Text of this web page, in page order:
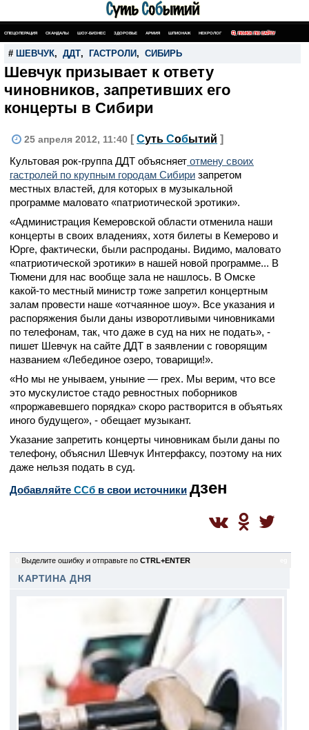
СПЕЦОПЕРАЦИЯ СКАНДАЛЫ ШОУ-БИЗНЕС ЗДОРОВЬЕ АРМИЯ ШПИОНАЖ НЕКРОЛОГ ПОИСК ПО САЙТУ
# ШЕВЧУК, ДДТ, ГАСТРОЛИ , СИБИРЬ
Шевчук призывает к ответу
чиновников, запретивших его
концерты в Сибири
25 апреля 2012, 11:40 [ Суть Событий ]
Культовая рок-группа ДДТ объясняет отмену своих
гастролей по крупным городам Сибири запретом
местных властей, для которых в музыкальной
программе маловато «патриотической эротики».
«Администрация Кемеровской области отменила наши
концерты в своих владениях, хотя билеты в Кемерово и
Юрге, фактически, были распроданы. Видимо, маловато
«патриотической эротики» в нашей новой программе... В
Тюмени для нас вообще зала не нашлось. В Омске
какой-то местный министр тоже запретил концертным
залам провести наше «отчаянное шоу». Все указания и
распоряжения были даны изворотливыми чиновниками
по телефонам, так, что даже в суд на них не подать», -
пишет Шевчук на сайте ДДТ в заявлении с говорящим
названием «Лебединое озеро, товарищи!».
«Но мы не унываем, уныние — грех. Мы верим, что все
это мускулистое стадо ревностных поборников
«проржавевшего порядка» скоро растворится в объятьях
иного будущего», - обещает музыкант.
Указание запретить концерты чиновникам были даны по
телефону, объяснил Шевчук Интерфаксу, поэтому на них
даже нельзя подать в суд.
Добавляйте CСб в свои источники дзен
Выделите ошибку и отправьте по CTRL+ENTER
КАРТИНА ДНЯ